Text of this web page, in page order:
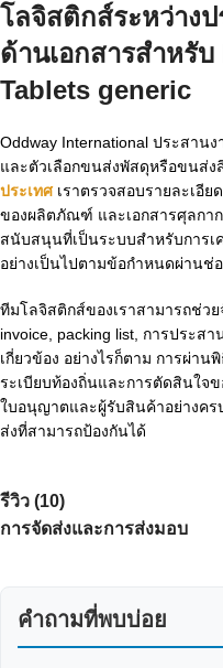
โลจิสติกส์ระหว่าง
ด้านเอกสารสำหรับ
Tablets generic
Oddway International ประสาน
และตัวเลือกขนส่งพัสดุหรือขนส่ง
ประเทศเราตรวจสอบรายละเอี
ของผลิตภัณฑ์ และเอกสารศุลกา
สนับสนุนที่เป็นระบบสำหรับการเ
อย่างเป็นไปตามข้อกำหนดผ่านช่
ทีมโลจิสติกส์ของเราสามารถช่ว
invoice, packing list, การประส
เกี่ยวข้อง อย่างไรก็ตาม การผ่า
ระเบียบท้องถิ่นและการตัดสินใจ
ใบอนุญาตและผู้รับสินค้าอย่างคร
ส่งที่สามารถป้องกันได้
รีวิว (10)
การจัดส่งและการส่งมอบ
คำถามที่พบบ่อย